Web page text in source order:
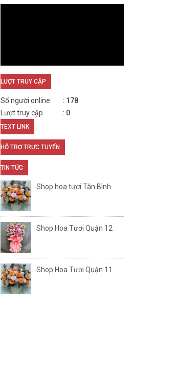
LƯỢT TRUY CẬP
Số người online
178
Lượt truy cập
0
TEXT LINK
HỖ TRỢ TRỰC TUYẾN
TIN TỨC
Shop hoa tươi Tân Bình
Shop Hoa Tươi Quận 12
Shop Hoa Tươi Quận 11